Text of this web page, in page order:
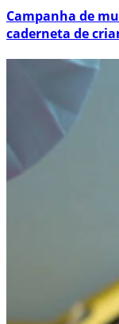
Campanha de
caderneta de